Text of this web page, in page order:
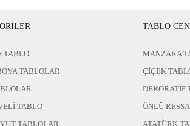
TABLO
TABLOLAR
TABLO
TABLOLAR
TABLO
MANZARA
ÇİÇEK
DEKORATİF
ÜNLÜ
ATATÜRK